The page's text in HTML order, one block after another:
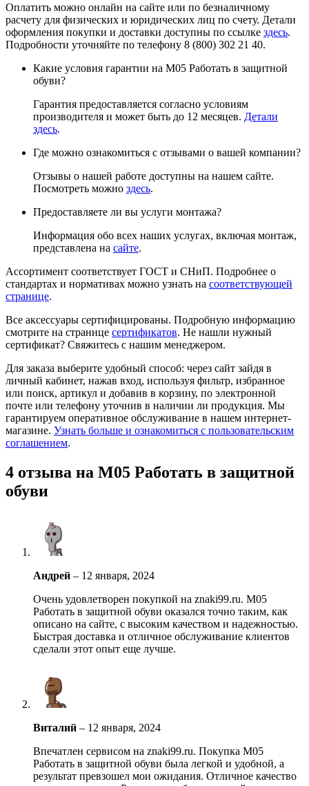
Оплатить можно онлайн на сайте или по безналичному
расчету для физических и юридических лиц по счету. Детали
оформления покупки и доставки доступны по ссылке здесь.
Подробности уточняйте по телефону 8 (800) 302 21 40.
Какие условия гарантии на М05 Работать в защитной
обуви?
Гарантия предоставляется согласно условиям
производителя и может быть до 12 месяцев. Детали
здесь.
Где можно ознакомиться с отзывами о вашей компании?
Отзывы о нашей работе доступны на нашем сайте.
Посмотреть можно здесь.
Предоставляете ли вы услуги монтажа?
Информация обо всех наших услугах, включая монтаж,
представлена на сайте.
Ассортимент соответствует ГОСТ и СНиП. Подробнее о
стандартах и нормативах можно узнать на соответствующей
странице.
Все аксессуары сертифицированы. Подробную информацию
смотрите на странице сертификатов. Не нашли нужный
сертификат? Свяжитесь с нашим менеджером.
Для заказа выберите удобный способ: через сайт зайдя в
личный кабинет, нажав вход, используя фильтр, избранное
или поиск, артикул и добавив в корзину, по электронной
почте или телефону уточнив в наличии ли продукция. Мы
гарантируем оперативное обслуживание в нашем интернет-
магазине. Узнать больше и ознакомиться с пользовательским
соглашением.
4 отзыва на М05 Работать в защитной
обуви
Андрей – 12 января, 2024
Очень удовлетворен покупкой на znaki99.ru. М05
Работать в защитной обуви оказался точно таким, как
описано на сайте, с высоким качеством и надежностью.
Быстрая доставка и отличное обслуживание клиентов
сделали этот опыт еще лучше.
Виталий – 12 января, 2024
Впечатлен сервисом на znaki99.ru. Покупка М05
Работать в защитной обуви была легкой и удобной, а
результат превзошел мои ожидания. Отличное качество